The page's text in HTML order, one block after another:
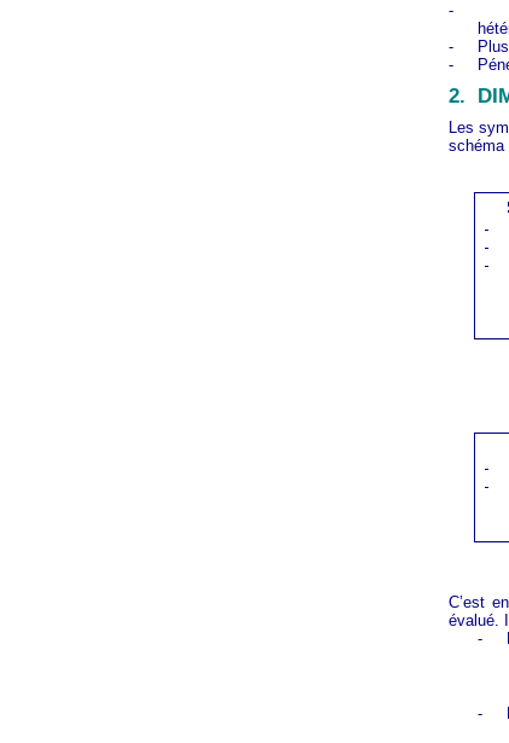
-
-
-
2.
Les
schéma
C’est
évalué.
-
-